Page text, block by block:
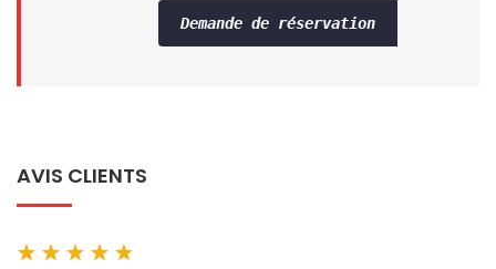
Demande de réservation
AVIS CLIENTS
★★★★★